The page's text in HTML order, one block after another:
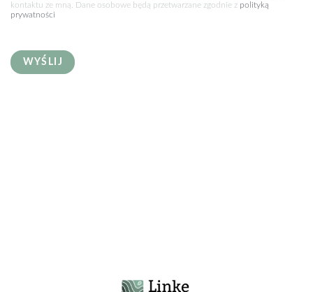
kontaktu ze mną. Dane osobowe będą przetwarzane zgodnie z polityką
prywatności
WYŚLIJ